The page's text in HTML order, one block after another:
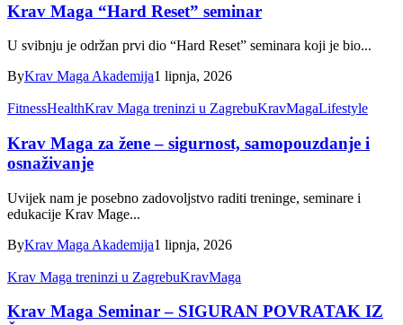
Krav Maga “Hard Reset” seminar
U svibnju je održan prvi dio “Hard Reset” seminara koji je bio...
ByKrav Maga Akademija1 lipnja, 2026
FitnessHealthKrav Maga treninzi u ZagrebuKravMagaLifestyle
Krav Maga za žene – sigurnost, samopouzdanje i
osnaživanje
Uvijek nam je posebno zadovoljstvo raditi treninge, seminare i
edukacije Krav Mage...
ByKrav Maga Akademija1 lipnja, 2026
Krav Maga treninzi u ZagrebuKravMaga
Krav Maga Seminar – SIGURAN POVRATAK IZ